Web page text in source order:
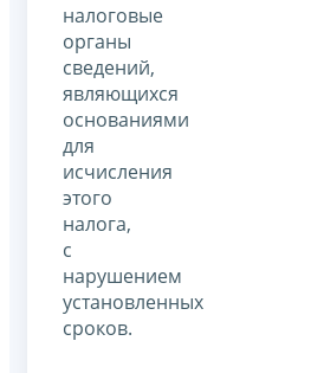
налоговые
органы
сведений,
являющихся
основаниями
для
исчисления
этого
налога,
с
нарушением
установленных
сроков.